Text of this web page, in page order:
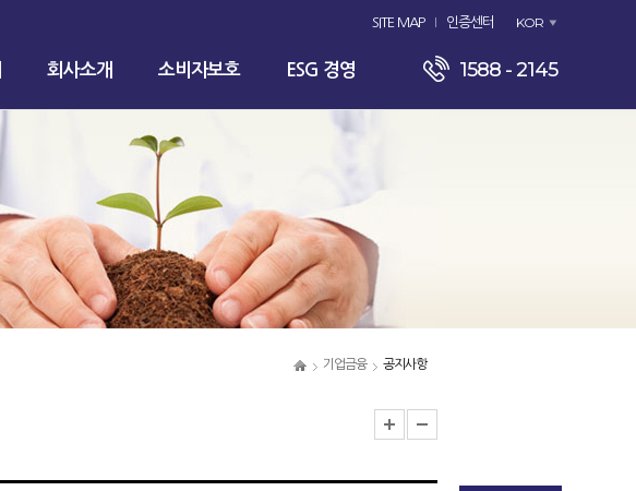
SITE MAP 인증센터 KOR
회사소개 소비자보호 ESG 경영 1588 - 2145
기업금융 공지사항